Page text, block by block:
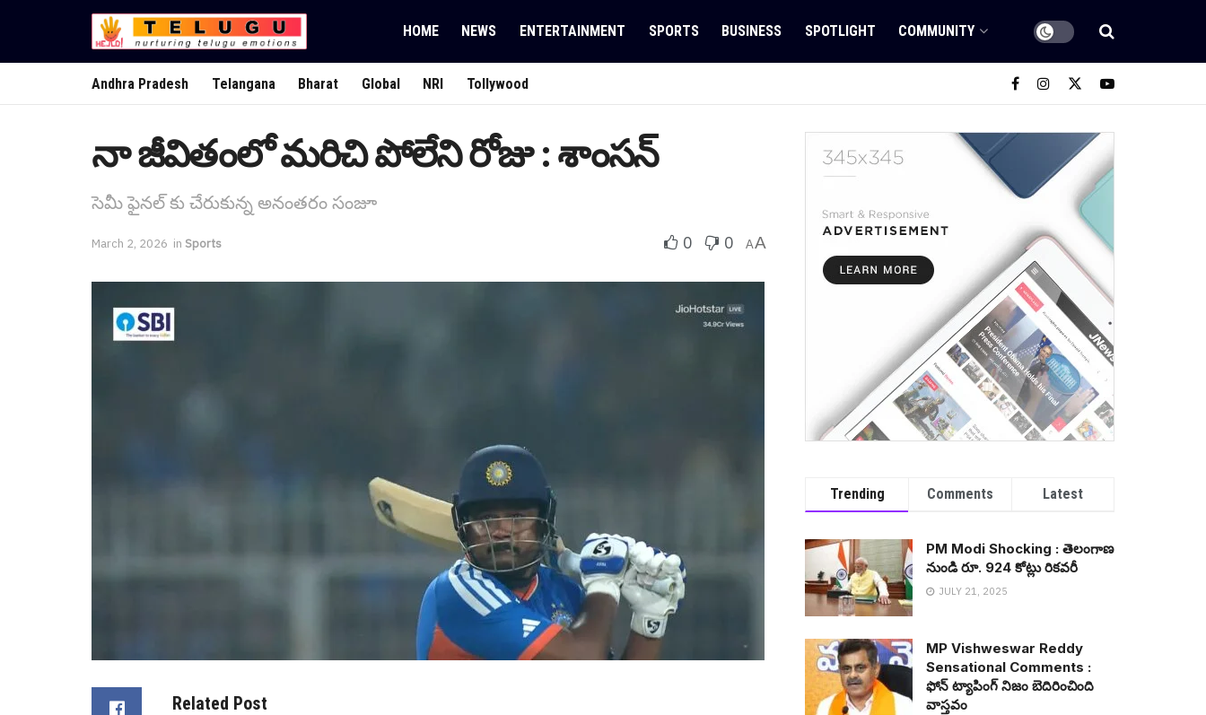
HOME NEWS ENTERTAINMENT SPORTS BUSINESS SPOTLIGHT COMMUNITY
Andhra Pradesh Telangana Bharat Global NRI Tollywood
నా జీవితంలో మ‌రిచి పోలేని రోజు : శాంస‌న్
సెమీ ఫైన‌ల్ కు చేరుకున్న అనంత‌రం సంజూ
March 2, 2026 in Sports 0 0 AA
Related Post
Trending Comments Latest
PM Modi Shocking : తెలంగాణ
నుండి రూ. 924 కోట్లు రిక‌వ‌రీ
JULY 21, 2025
MP Vishweswar Reddy
Sensational Comments :
ఫోన్ ట్యాపింగ్ నిజం బెదిరించింది
వాస్త‌వం